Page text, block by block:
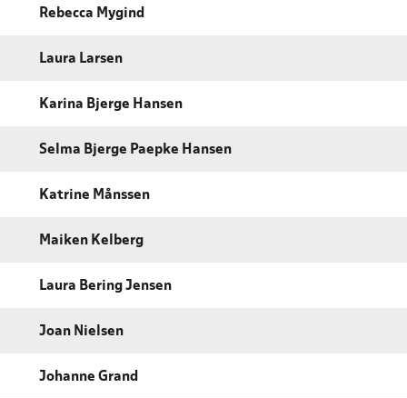
Rebecca Mygind
Laura Larsen
Karina Bjerge Hansen
Selma Bjerge Paepke Hansen
Katrine Månssen
Maiken Kelberg
Laura Bering Jensen
Joan Nielsen
Johanne Grand